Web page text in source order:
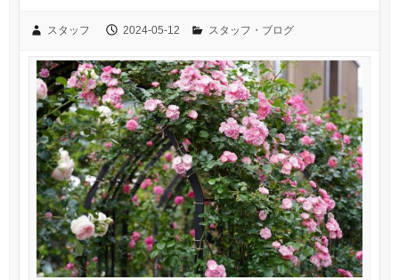
スタッフ 2024-05-12 スタッフ・ブログ